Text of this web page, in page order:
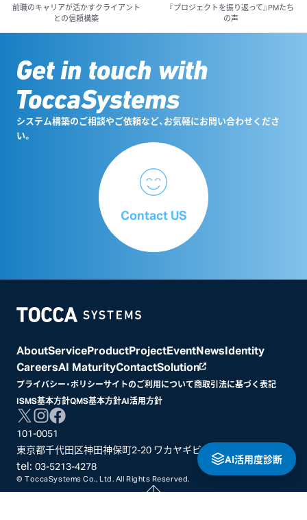
前職のキャリアが活かすクライアント
との信頼構築
『プロジェクトを振り返って』PMたち
の声
システム構築のご相談やご依頼など、お気軽にお問い合わせくださ
い。
Contact US
Home
AboutServiceProductProjectEventNewsIdentity
CareersAI MaturityContactSolution
プライバシー・ポリシーサイトのご利用について商取引法に基づく表記
ISMS基本方針QMS基本方針AI活用方針
101-0051
東京都千代田区神田神保町2-20 ワカヤギビル3階
tel: 03-5213-4278
© ToccaSystems Co., Ltd. All Rights Reserved.
AI活用度診断